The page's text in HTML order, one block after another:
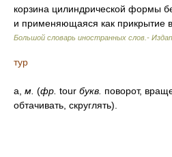
корзина цилиндрической формы
и применяющаяся как прикрытие
Большой словарь иностранных слов.-
тур
а, м. (фр. tour букв. поворот,
обтачивать, скруглять).